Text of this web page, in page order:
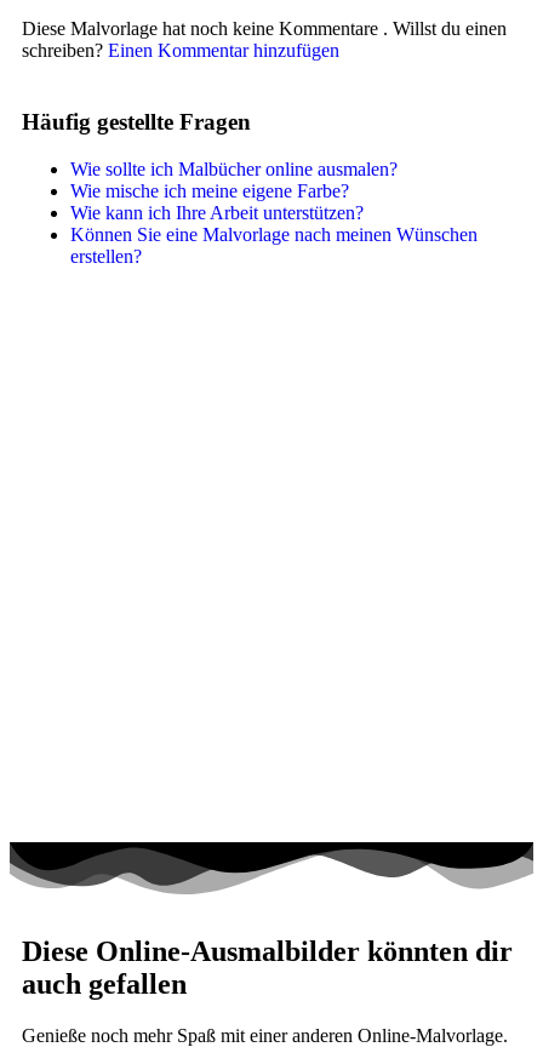
Diese Malvorlage hat noch keine Kommentare . Willst du einen
schreiben? Einen Kommentar hinzufügen
Häufig gestellte Fragen
Wie sollte ich Malbücher online ausmalen?
Wie mische ich meine eigene Farbe?
Wie kann ich Ihre Arbeit unterstützen?
Können Sie eine Malvorlage nach meinen Wünschen
erstellen?
Diese Online-Ausmalbilder könnten dir
auch gefallen
Genieße noch mehr Spaß mit einer anderen Online-Malvorlage.